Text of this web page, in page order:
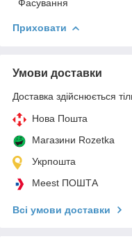
Фасування
Приховати
Умови доставки
Доставка здійснюється
Нова Пошта
Магазини Rozetka
Укрпошта
Meest ПОШТА
Всі умови доставки